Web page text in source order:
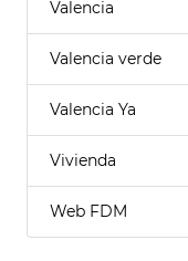
Valencia
Valencia verde
Valencia Ya
Vivienda
Web FDM